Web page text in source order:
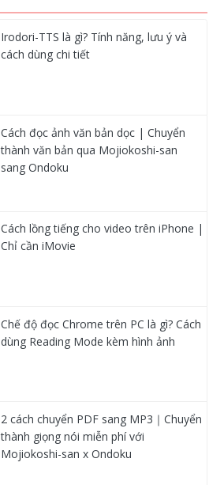
Irodori-TTS là gì? Tính năng, lưu ý và
cách dùng chi tiết
Cách đọc ảnh văn bản dọc | Chuyển
thành văn bản qua Mojiokoshi-san
sang Ondoku
Cách lồng tiếng cho video trên iPhone |
Chỉ cần iMovie
Chế độ đọc Chrome trên PC là gì? Cách
dùng Reading Mode kèm hình ảnh
2 cách chuyển PDF sang MP3｜Chuyển
thành giọng nói miễn phí với
Mojiokoshi-san x Ondoku